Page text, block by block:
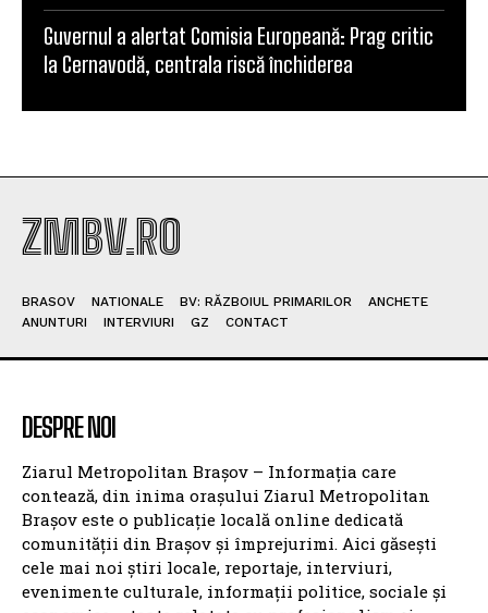
Guvernul a alertat Comisia Europeană: Prag critic
la Cernavodă, centrala riscă închiderea
ZMBV.RO
BRASOV NATIONALE BV: RĂZBOIUL PRIMARILOR
ANCHETE
ANUNTURI
INTERVIURI GZ CONTACT
DESPRE NOI
Ziarul Metropolitan Brașov – Informația care
contează, din inima orașului Ziarul Metropolitan
Brașov este o publicație locală online dedicată
comunității din Brașov și împrejurimi. Aici găsești
cele mai noi știri locale, reportaje, interviuri,
evenimente culturale, informații politice, sociale și